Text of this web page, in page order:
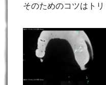
そのためのコツはトリ